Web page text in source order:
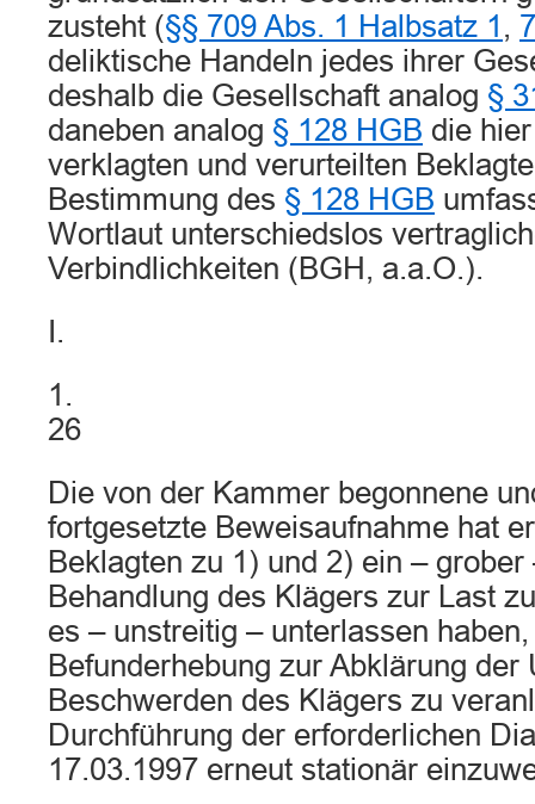
zusteht (§§ 709 Abs. 1 Halbsatz 1 ,
deliktische Handeln jedes ihrer
deshalb die Gesellschaft analog §
daneben analog § 128 HGB die
verklagten und verurteilten
Bestimmung des § 128 HGB
Wortlaut unterschiedslos
Verbindlichkeiten (BGH, a.a.O.).
I.
1.
26
Die von der Kammer begonnene
fortgesetzte Beweisaufnahme hat
Beklagten zu 1) und 2) ein –
Behandlung des Klägers zur Last
es – unstreitig – unterlassen
Befunderhebung zur Abklärung der
Beschwerden des Klägers zu
Durchführung der erforderlichen
17.03.1997 erneut stationär